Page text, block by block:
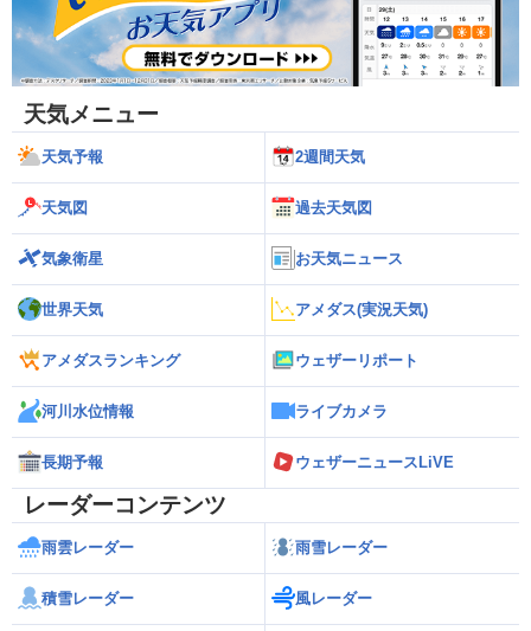
天気メニュー
天気予報 2週間天気
天気図 過去天気図
気象衛星 お天気ニュース
世界天気 アメダス(実況天気)
アメダスランキング ウェザーリポート
河川水位情報 ライブカメラ
長期予報 ウェザーニュースLiVE
レーダーコンテンツ
雨雲レーダー 雨雪レーダー
積雪レーダー 風レーダー